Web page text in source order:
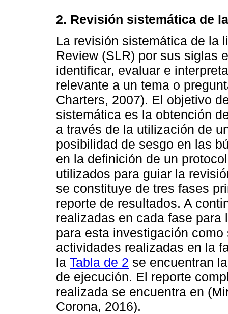
2. Revisión sistemática de
La revisión sistemática de la
Review (SLR) por sus siglas
identificar, evaluar e
relevante a un tema o
Charters, 2007). El objetivo
sistemática es la obtención
a través de la utilización de
posibilidad de sesgo en las
en la definición de un
utilizados para guiar la
se constituye de tres fases
reporte de resultados. A
realizadas en cada fase
para esta investigación
actividades realizadas en la
la Tabla de 2 se encuentran
de ejecución. El reporte
realizada se encuentra en
Corona, 2016).